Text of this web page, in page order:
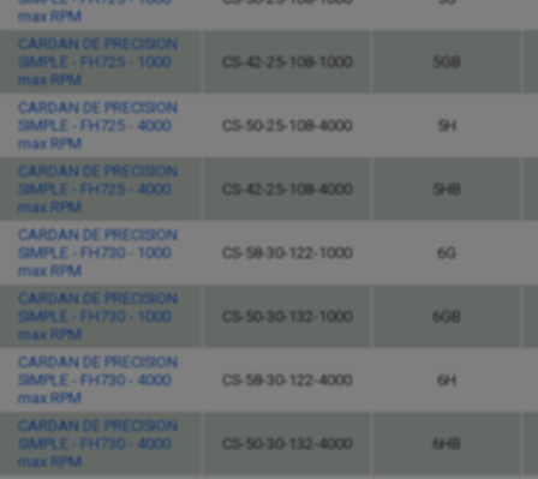
max RPM
CARDAN DE PRECISION
SIMPLE - FH725 - 1000
max RPM
CS-42-25-108-1000 5GB
CARDAN DE PRECISION
SIMPLE - FH725 - 4000
max RPM
CS-50-25-108-4000 5H
CARDAN DE PRECISION
SIMPLE - FH725 - 4000
max RPM
CS-42-25-108-4000 5HB
CARDAN DE PRECISION
SIMPLE - FH730 - 1000
max RPM
CS-58-30-122-1000 6G
CARDAN DE PRECISION
SIMPLE - FH730 - 1000
max RPM
CS-50-30-132-1000 6GB
CARDAN DE PRECISION
SIMPLE - FH730 - 4000
max RPM
CS-58-30-122-4000 6H
CARDAN DE PRECISION
SIMPLE - FH730 - 4000
max RPM
CS-50-30-132-4000 6HB